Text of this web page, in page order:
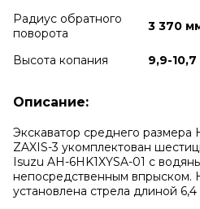
Радиус обратного
поворота
3 370
Высота копания 9,9-10,7
Описание:
Экскаватор среднего размера
ZAXIS-3 укомплектован
Isuzu AH-6HK1XYSA-01 с
непосредственным впрыском.
установлена стрела длиной 6,4